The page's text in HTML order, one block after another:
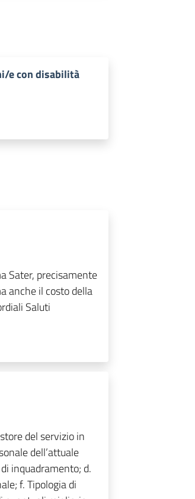
e con disabilità
Sater, precisamente
anche il costo della
Saluti
del servizio in
dell’attuale
inquadramento; d.
f. Tipologia di